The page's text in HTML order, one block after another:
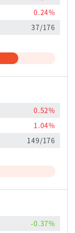
0.24%
37/176
0.52%
1.04%
149/176
-0.37%